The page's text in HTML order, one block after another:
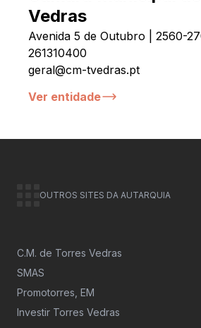
Vedras
Avenida 5 de Outubro | 2560-
261310400
geral@cm-tvedras.pt
Ver entidade
OUTROS SITES DA AUTARQUIA
C.M. de Torres Vedras
SMAS
Promotorres, EM
Investir Torres Vedras